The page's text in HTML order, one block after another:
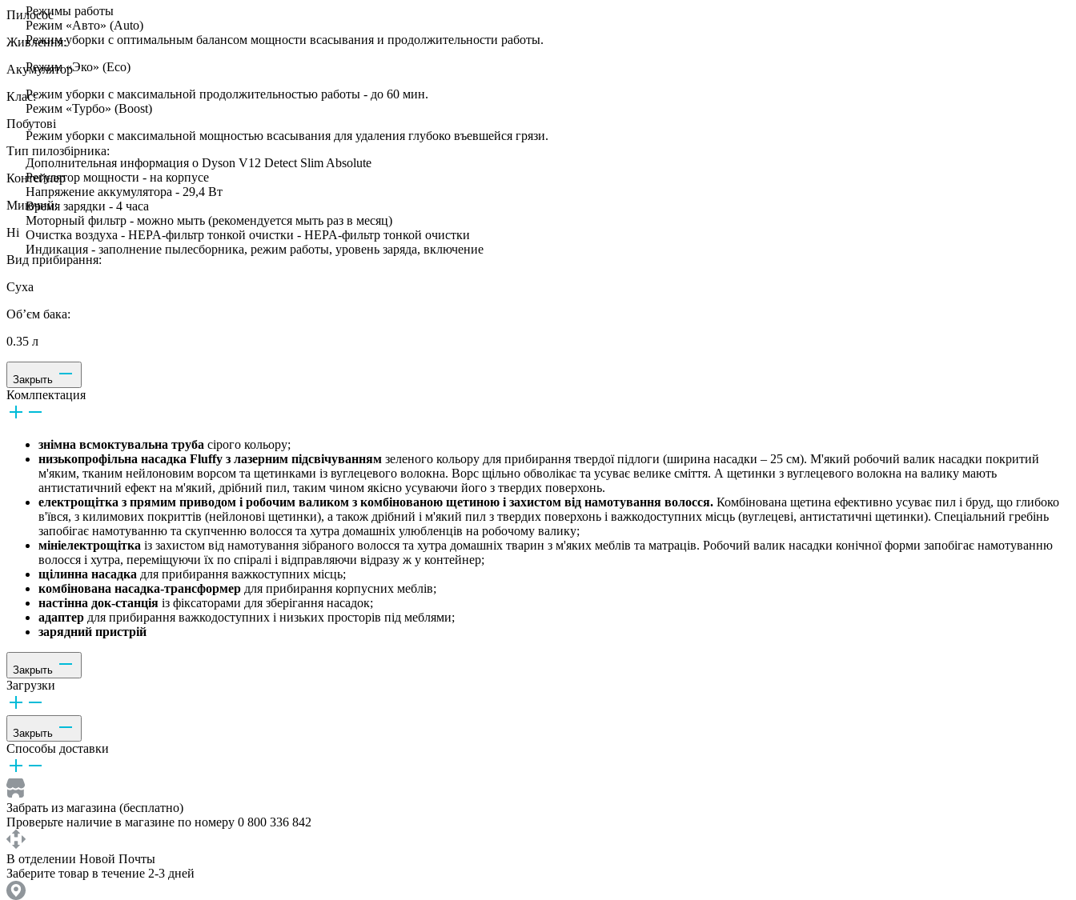
Режимы работы
Режим «Авто» (Auto)
Режим уборки с оптимальным балансом мощности всасывания и продолжительности работы.
Режим «Эко» (Eco)
Режим уборки с максимальной продолжительностью работы - до 60 мин.
Режим «Турбо» (Boost)
Режим уборки с максимальной мощностью всасывания для удаления глубоко въевшейся грязи.
Дополнительная информация о Dyson V12 Detect Slim Absolute
Регулятор мощности - на корпусе
Напряжение аккумулятора - 29,4 Вт
Время зарядки - 4 часа
Моторный фильтр - можно мыть (рекомендуется мыть раз в месяц)
Очистка воздуха - HEPA-фильтр тонкой очистки - HEPA-фильтр тонкой очистки
Индикация - заполнение пылесборника, режим работы, уровень заряда, включение
Пилосос
Живлення:
Акумулятор
Клас:
Побутові
Тип пилозбірника:
Контейнер
Миючий:
Ні
Вид прибирання:
Суха
Об’єм бака:
0.35 л
Закрыть
Комлпектация
знімна всмоктувальна труба сірого кольору;
низькопрофільна насадка Fluffy з лазерним підсвічуванням зеленого кольору для прибирання твердої підлоги (ширина насадки – 25 см). М'який робочий валик насадки покритий
м'яким, тканим нейлоновим ворсом та щетинками із вуглецевого волокна. Ворс щільно обволікає та усуває велике сміття. А щетинки з вуглецевого волокна на валику мають
антистатичний ефект на м'який, дрібний пил, таким чином якісно усуваючи його з твердих поверхонь.
електрощітка з прямим приводом і робочим валиком з комбінованою щетиною і захистом від намотування волосся. Комбінована щетина ефективно усуває пил і бруд, що глибоко
в'ївся, з килимових покриттів (нейлонові щетинки), а також дрібний і м'який пил з твердих поверхонь і важкодоступних місць (вуглецеві, антистатичні щетинки). Спеціальний гребінь
запобігає намотуванню та скупченню волосся та хутра домашніх улюбленців на робочому валику;
мініелектрощітка із захистом від намотування зібраного волосся та хутра домашніх тварин з м'яких меблів та матраців. Робочий валик насадки конічної форми запобігає намотуванню
волосся і хутра, переміщуючи їх по спіралі і відправляючи відразу ж у контейнер;
щілинна насадка для прибирання важкоступних місць;
комбінована насадка-трансформер для прибирання корпусних меблів;
настінна док-станція із фіксаторами для зберігання насадок;
адаптер для прибирання важкодоступних і низьких просторів під меблями;
зарядний пристрій
Закрыть
Загрузки
Закрыть
Способы доставки
Забрать из магазина (бесплатно)
Проверьте наличие в магазине по номеру 0 800 336 842
В отделении Новой Почты
Заберите товар в течение 2-3 дней